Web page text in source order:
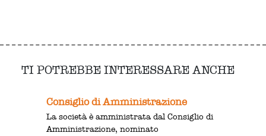
TI POTREBBE INTERESSARE ANCHE
Consiglio di Amministrazione
La società è amministrata dal Consiglio di
Amministrazione, nominato